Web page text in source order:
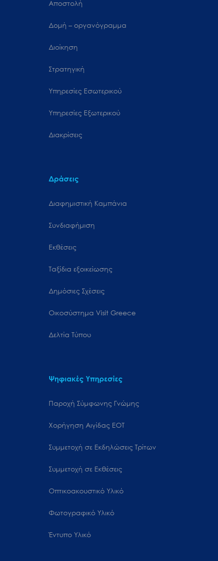
Αποστολή
Δομή – οργανόγραμμα
Διοίκηση
Στρατηγική
Υπηρεσίες Εσωτερικού
Υπηρεσίες Εξωτερικού
Διακρίσεις
Δράσεις
Διαφημιστική Καμπάνια
Συνδιαφήμιση
Εκθέσεις
Ταξίδια εξοικείωσης
Δημόσιες Σχέσεις
Oικοσύστημα Visit Greece
Δελτία Τύπου
Ψηφιακές Υπηρεσίες
Παροχή Σύμφωνης Γνώμης
Χορήγηση Αιγίδας ΕΟΤ
Συμμετοχή σε Εκδηλώσεις Τρίτων
Συμμετοχή σε Εκθέσεις
Οπτικοακουστικό Υλικό
Φωτογραφικό Υλικό
Έντυπο Υλικό